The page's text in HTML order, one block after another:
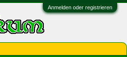
Anmelden oder registrieren